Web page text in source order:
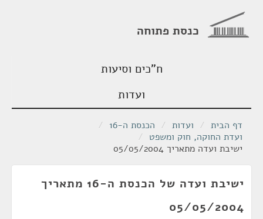
כנסת פתוחה
ח"כים וסיעות
ועדות
דף הבית / ועדות / הכנסת ה-16
/
ועדת החוקה, חוק ומשפט /
ישיבת ועדה מתאריך 05/05/2004
ישיבת ועדה של הכנסת ה-16 מתאריך
05/05/2004